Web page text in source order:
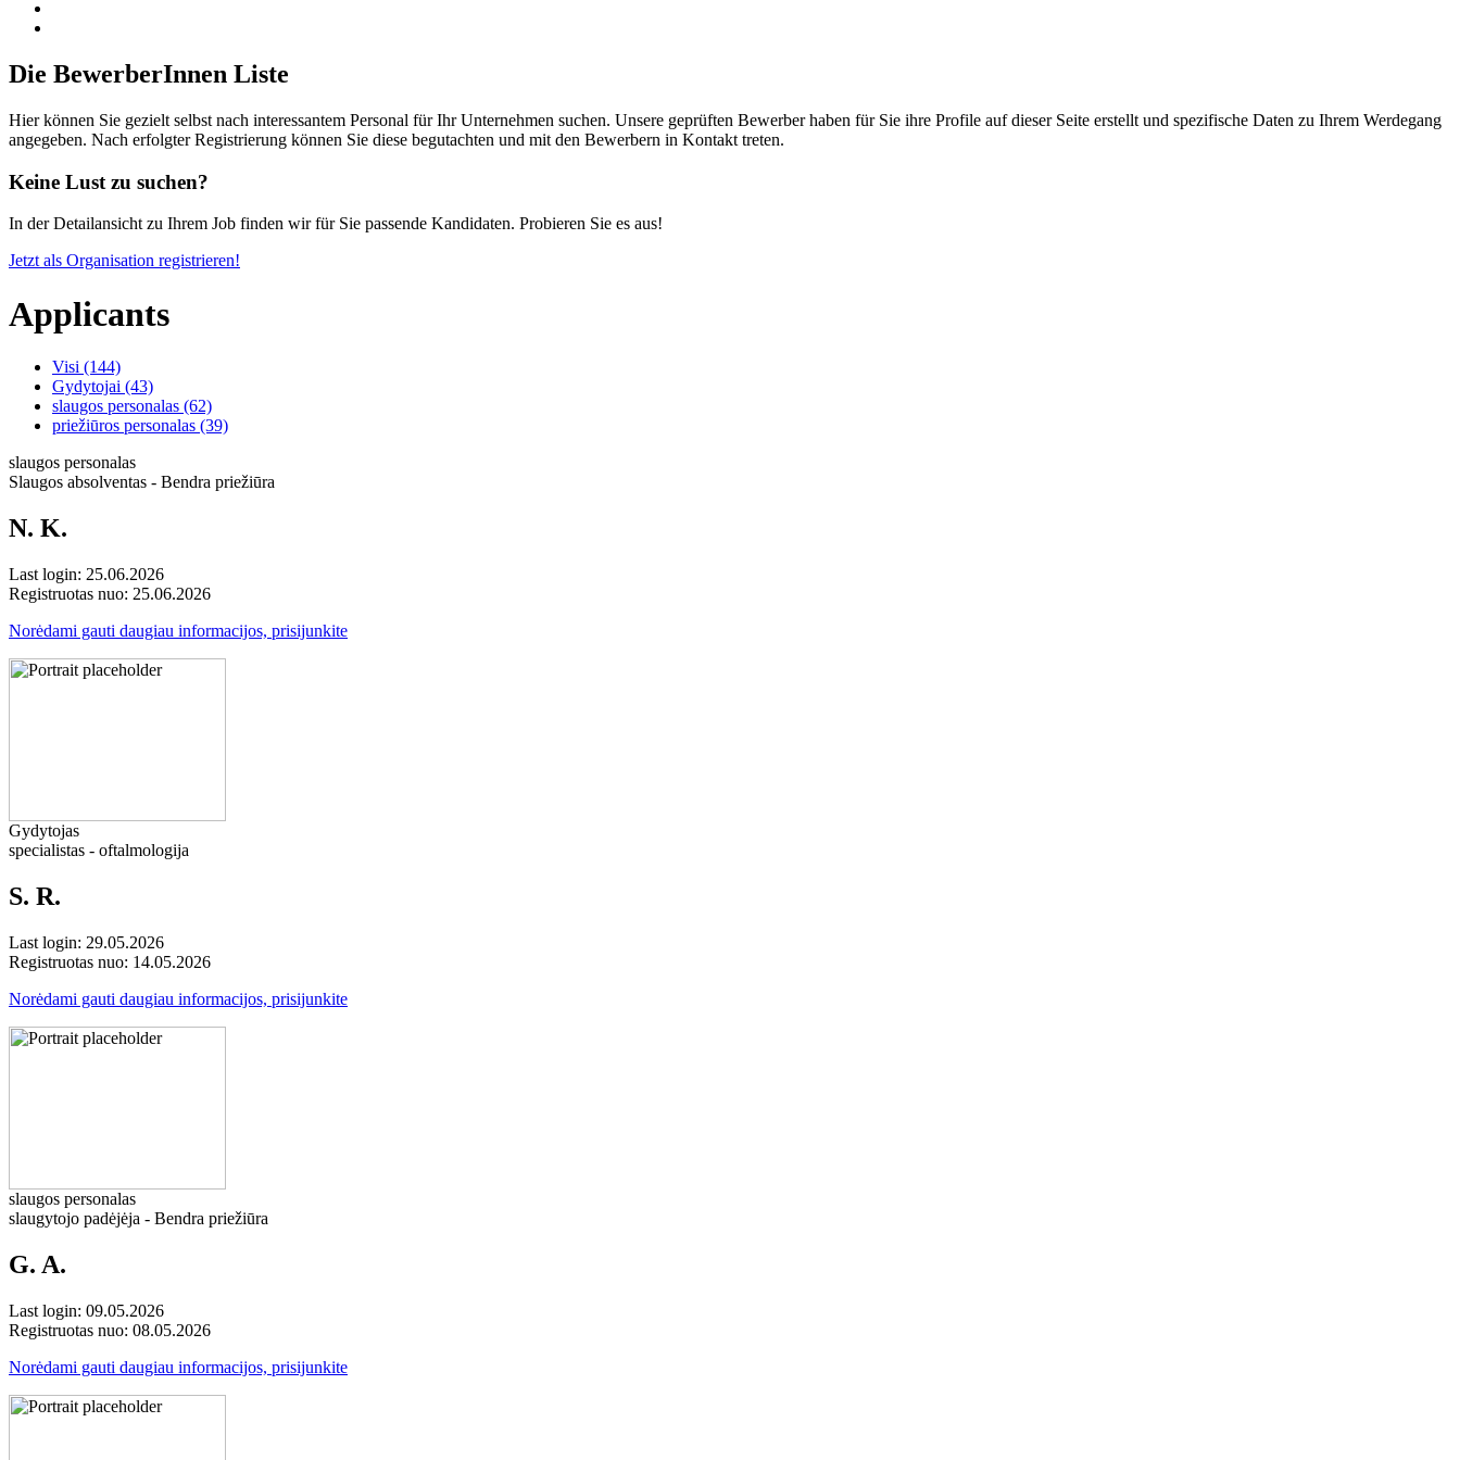
Die BewerberInnen Liste
Hier können Sie gezielt selbst nach interessantem Personal für Ihr Unternehmen suchen. Unsere geprüften Bewerber haben für Sie ihre Profile auf dieser Seite erstellt und spezifische Daten zu Ihrem Werdegang
angegeben. Nach erfolgter Registrierung können Sie diese begutachten und mit den Bewerbern in Kontakt treten.
Keine Lust zu suchen?
In der Detailansicht zu Ihrem Job finden wir für Sie passende Kandidaten. Probieren Sie es aus!
Jetzt als Organisation registrieren!
Applicants
Visi (144)
Gydytojai (43)
slaugos personalas (62)
priežiūros personalas (39)
slaugos personalas
Slaugos absolventas - Bendra priežiūra
N. K.
Last login: 25.06.2026
Registruotas nuo: 25.06.2026
Norėdami gauti daugiau informacijos, prisijunkite
Gydytojas
specialistas - oftalmologija
S. R.
Last login: 29.05.2026
Registruotas nuo: 14.05.2026
Norėdami gauti daugiau informacijos, prisijunkite
slaugos personalas
slaugytojo padėjėja - Bendra priežiūra
G. A.
Last login: 09.05.2026
Registruotas nuo: 08.05.2026
Norėdami gauti daugiau informacijos, prisijunkite